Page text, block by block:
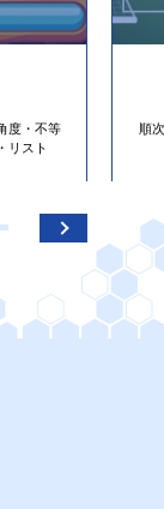
度・不等
リスト
順